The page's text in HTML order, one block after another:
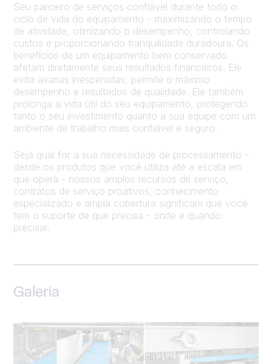
Seu parceiro de serviços confiável durante todo o
ciclo de vida do equipamento - maximizando o tempo
de atividade, otimizando o desempenho, controlando
custos e proporcionando tranquilidade duradoura. Os
benefícios de um equipamento bem conservado
afetam diretamente seus resultados financeiros. Ele
evita avarias inesperadas, permite o máximo
desempenho e resultados de qualidade. Ele também
prolonga a vida útil do seu equipamento, protegendo
tanto o seu investimento quanto a sua equipe com um
ambiente de trabalho mais confiável e seguro.
Seja qual for a sua necessidade de processamento -
desde os produtos que você utiliza até a escala em
que opera - nossos amplos recursos de serviço,
contratos de serviço proativos, conhecimento
especializado e ampla cobertura significam que você
tem o suporte de que precisa - onde e quando
precisar.
Galeria